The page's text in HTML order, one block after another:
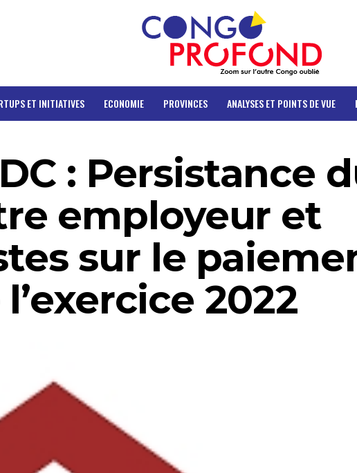
ET INITIATIVES ECONOMIE PROVINCES ANALYSES ET POINTS DE VUE
: Persistance
employeur et
sur le
2022